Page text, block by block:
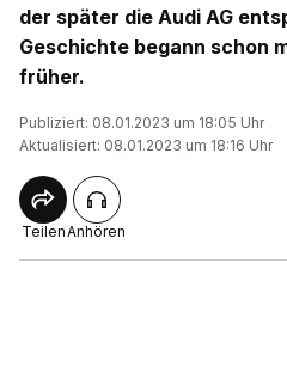
der später die Audi AG
Geschichte begann schon
früher.
Publiziert: 08.01.2023 um 18:05 Uhr
Aktualisiert: 08.01.2023 um 18:16 Uhr
TeilenAnhören